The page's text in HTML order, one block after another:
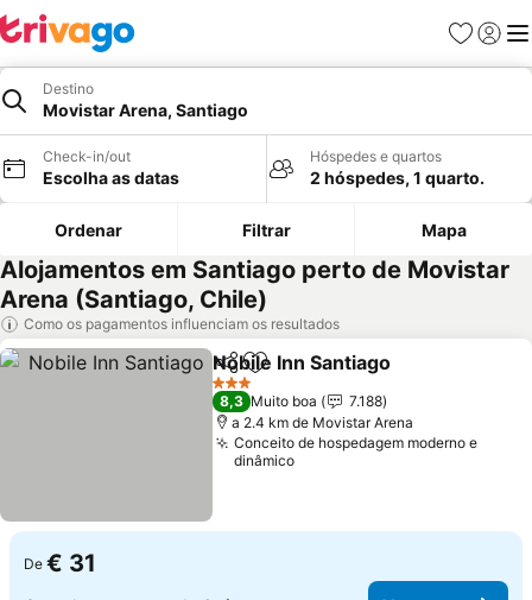
Favoritos
Iniciar
Destino
Movistar Arena, Santiago
Check-in/out
Escolha as datas
Hóspedes e quartos
2 hóspedes, 1 quarto.
Ordenar Filtrar Mapa
Alojamentos em Santiago perto de Movistar
Arena (Santiago, Chile)
Como os pagamentos influenciam os resultados
PartilharAdicionar aos favoritos
Nobile Inn Santiago
3 Estrelas
8,3 Muito boa
7.188
a 2.4 km de Movistar Arena
Conceito de hospedagem moderno e
dinâmico
De € 31